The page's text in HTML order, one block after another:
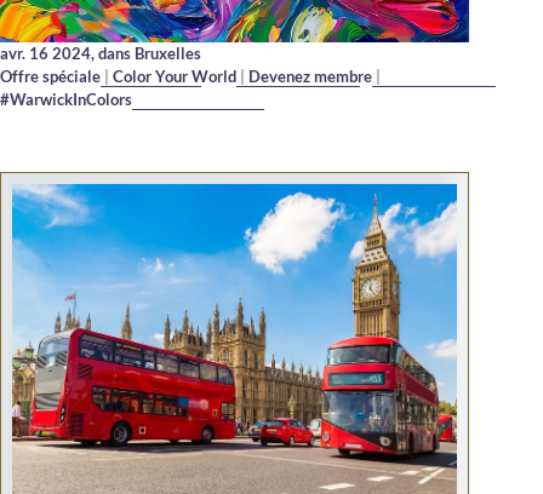
avr. 16 2024,dans Bruxelles
Offre spéciale
Color Your World Devenez membre
#WarwickInColors